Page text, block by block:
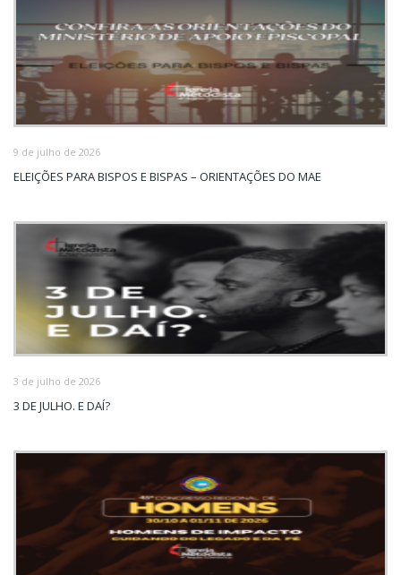
9 de julho de 2026
ELEIÇÕES PARA BISPOS E BISPAS – ORIENTAÇÕES DO MAE
3 de julho de 2026
3 DE JULHO. E DAÍ?